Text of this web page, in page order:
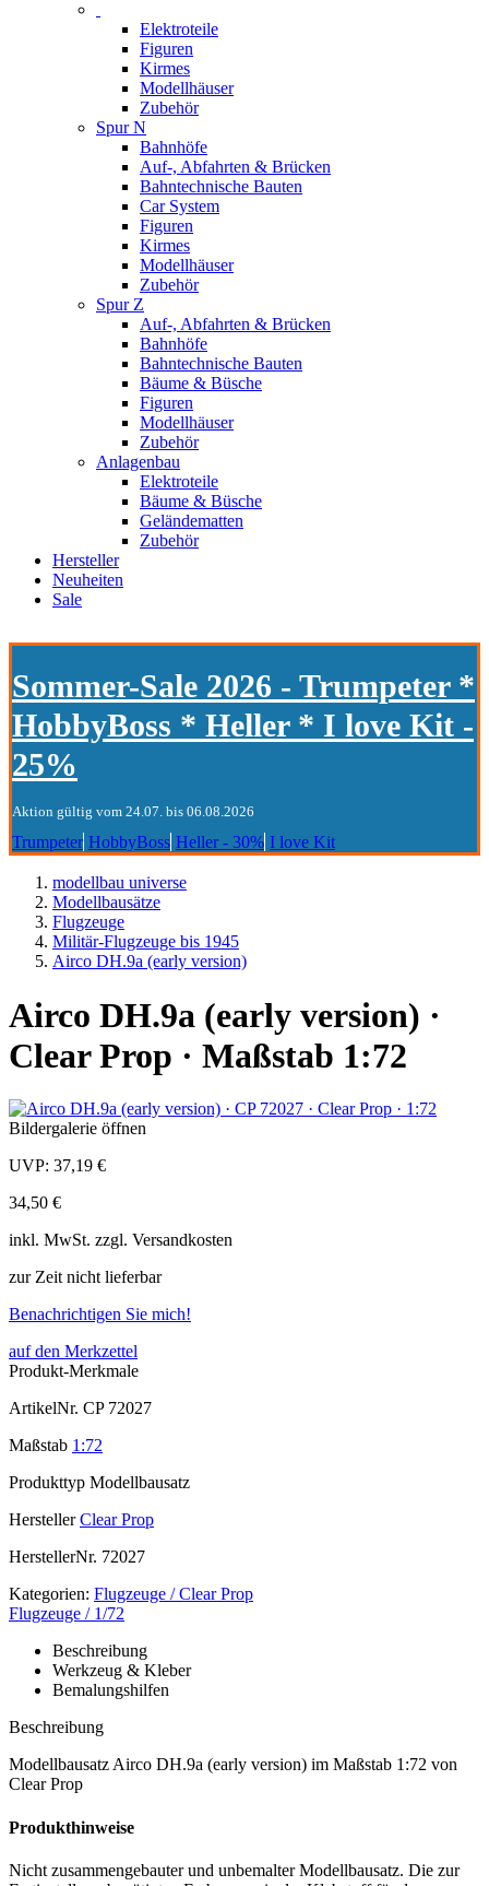
Elektroteile
Figuren
Kirmes
Modellhäuser
Zubehör
Spur N
Bahnhöfe
Auf-, Abfahrten & Brücken
Bahntechnische Bauten
Car System
Figuren
Kirmes
Modellhäuser
Zubehör
Spur Z
Auf-, Abfahrten & Brücken
Bahnhöfe
Bahntechnische Bauten
Bäume & Büsche
Figuren
Modellhäuser
Zubehör
Anlagenbau
Elektroteile
Bäume & Büsche
Geländematten
Zubehör
Hersteller
Neuheiten
Sale
Sommer-Sale 2026 - Trumpeter *
HobbyBoss * Heller * I love Kit -
25%
Aktion gültig vom 24.07. bis 06.08.2026
Trumpeter HobbyBoss Heller - 30% I love Kit
modellbau universe
Modellbausätze
Flugzeuge
Militär-Flugzeuge bis 1945
Airco DH.9a (early version)
Airco DH.9a (early version) ·
Clear Prop · Maßstab 1:72
Bildergalerie öffnen
UVP: 37,19 €
34,50 €
inkl. MwSt. zzgl. Versandkosten
zur Zeit nicht lieferbar
Benachrichtigen Sie mich!
auf den Merkzettel
Produkt-Merkmale
ArtikelNr. CP 72027
Maßstab 1:72
Produkttyp Modellbausatz
Hersteller Clear Prop
HerstellerNr. 72027
Kategorien: Flugzeuge / Clear Prop
Flugzeuge / 1/72
Beschreibung
Werkzeug & Kleber
Bemalungshilfen
Beschreibung
Modellbausatz Airco DH.9a (early version) im Maßstab 1:72 von
Clear Prop
Produkthinweise
Nicht zusammengebauter und unbemalter Modellbausatz. Die zur